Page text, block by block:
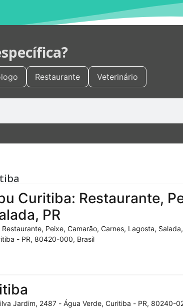
Restaurante Veterinário
Curitiba: Restaurante,
PR
Peixe, Camarão, Carnes, Lagosta,
- PR, 80420-000, Brasil
Jardim, 2487 - Água Verde, Curitiba - PR, 80240-